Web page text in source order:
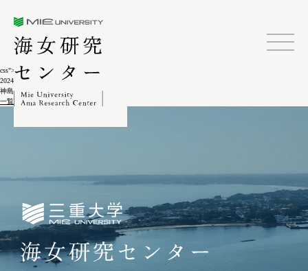
css">
2024.02.04
神島ゴクアゲ(御供上げ)8-2
一覧に戻る
三重大学海女研究センター